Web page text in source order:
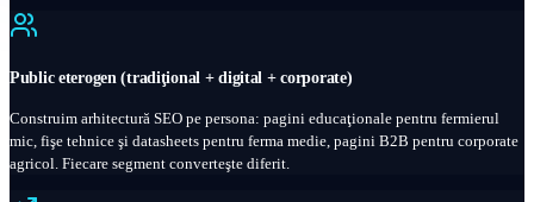
Public eterogen (tradiţional + digital + corporate)
Construim arhitectură SEO pe persona: pagini educaţionale pentru fermierul
mic, fişe tehnice şi datasheets pentru ferma medie, pagini B2B pentru corporate
agricol. Fiecare segment converteşte diferit.